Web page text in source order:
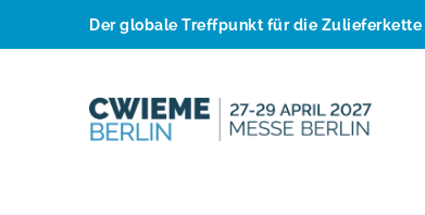
Der globale Treffpunkt für die